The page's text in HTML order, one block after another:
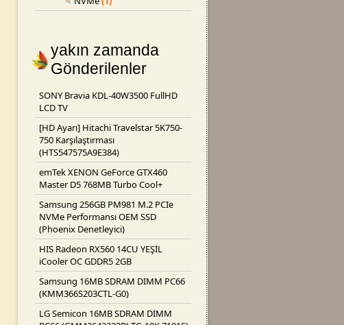
yakın zamanda
Gönderilenler
SONY Bravia KDL-40W3500 FullHD
LCD TV
[HD Ayarı] Hitachi Travelstar 5K750-
750 Karşılaştırması
(HTS547575A9E384)
emTek XENON GeForce GTX460
Master D5 768MB Turbo Cool+
Samsung 256GB PM981 M.2 PCIe
NVMe Performansı OEM SSD
(Phoenix Denetleyici)
HIS Radeon RX560 14CU YEŞİL
iCooler OC GDDR5 2GB
Samsung 16MB SDRAM DIMM PC66
(KMM366S203CTL-G0)
LG Semicon 16MB SDRAM DIMM